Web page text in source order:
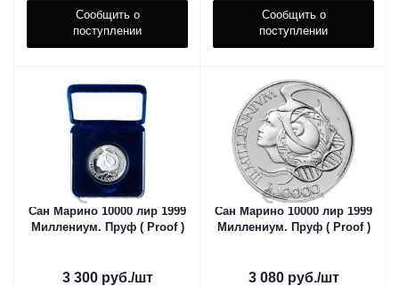
Сообщить о
поступлении
Сообщить о
поступлении
Сан Марино 10000 лир 1999
Миллениум. Пруф ( Proof )
3 300руб./шт
Сан Марино 10000 лир 1999
Миллениум. Пруф ( Proof )
3 080руб./шт